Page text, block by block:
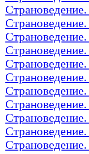
Страноведение.